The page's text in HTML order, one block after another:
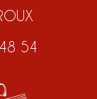
54